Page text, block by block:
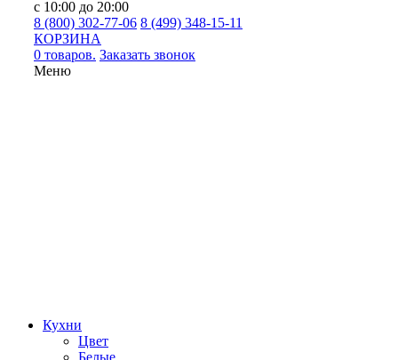
с 10:00 до 20:00
8 (800) 302-77-06 8 (499) 348-15-11
КОРЗИНА
0 товаров. Заказать звонок
Меню
Кухни
Цвет
Белые